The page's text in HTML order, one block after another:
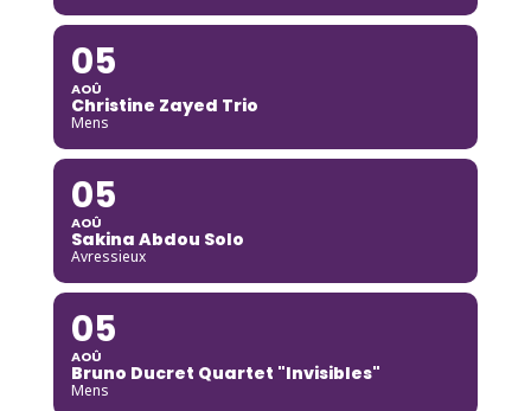
05
AOÛ
Christine Zayed Trio
Mens
05
AOÛ
Sakina Abdou Solo
Avressieux
05
AOÛ
Bruno Ducret Quartet "Invisibles"
Mens